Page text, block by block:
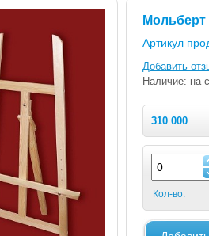
Артикул
Добавить
Наличие: на
310 000
Кол-во: